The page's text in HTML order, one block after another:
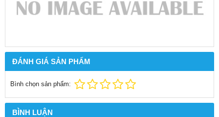
ĐÁNH GIÁ SẢN PHẨM
Bình chọn sản phẩm:
BÌNH LUẬN